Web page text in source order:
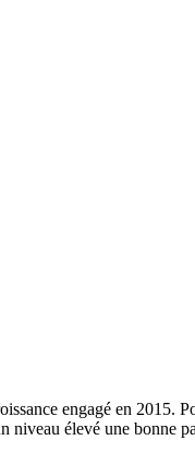
engagé en 2015.
élevé une bonne